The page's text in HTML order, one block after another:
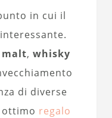
in cui il
malt, whisky
di diverse
ottimo regalo